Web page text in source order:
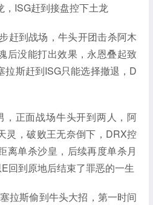
，ISG赶到接盘控下土龙
赶到战场，牛头开团击杀阿木
后没能打出效果，永恩叠起致
拉斯赶到ISG只能选择撤退，D
，正面战场牛头开到两人，阿
灵，破败王无奈倒下，DRX控
离单杀沙皇，后续再度单杀月
回到原地后结束了罪恶的一生
拉斯偷到牛头大招，第一时间